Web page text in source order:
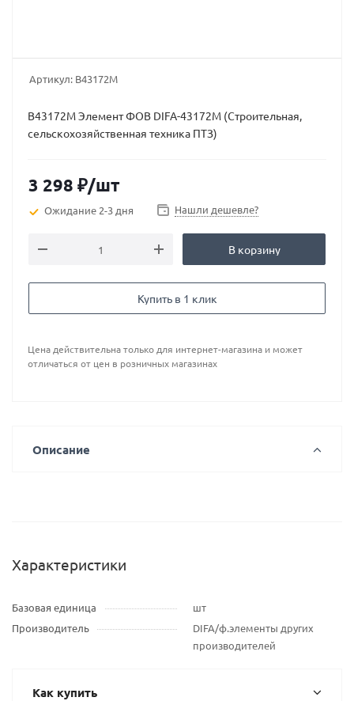
Артикул: В43172М
В43172М Элемент ФОВ DIFA-43172М (Строительная,
сельскохозяйственная техника ПТЗ)
3 298 ₽/шт
Ожидание 2-3 дня Нашли дешевле?
В корзину
Купить в 1 клик
Цена действительна только для интернет-магазина и может
отличаться от цен в розничных магазинах
Описание
Характеристики
Базовая единица
шт
Производитель
DIFA/ф.элементы других
производителей
Как купить